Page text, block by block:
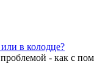
в колодце?
- как с